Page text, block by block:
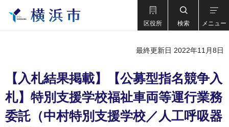
区役所 検索 メニュー
最終更新日 2022年11月8日
【入札結果掲載】【公募型指名競争入
札】特別支援学校福祉車両等運行業務
委託（中村特別支援学校／人工呼吸器